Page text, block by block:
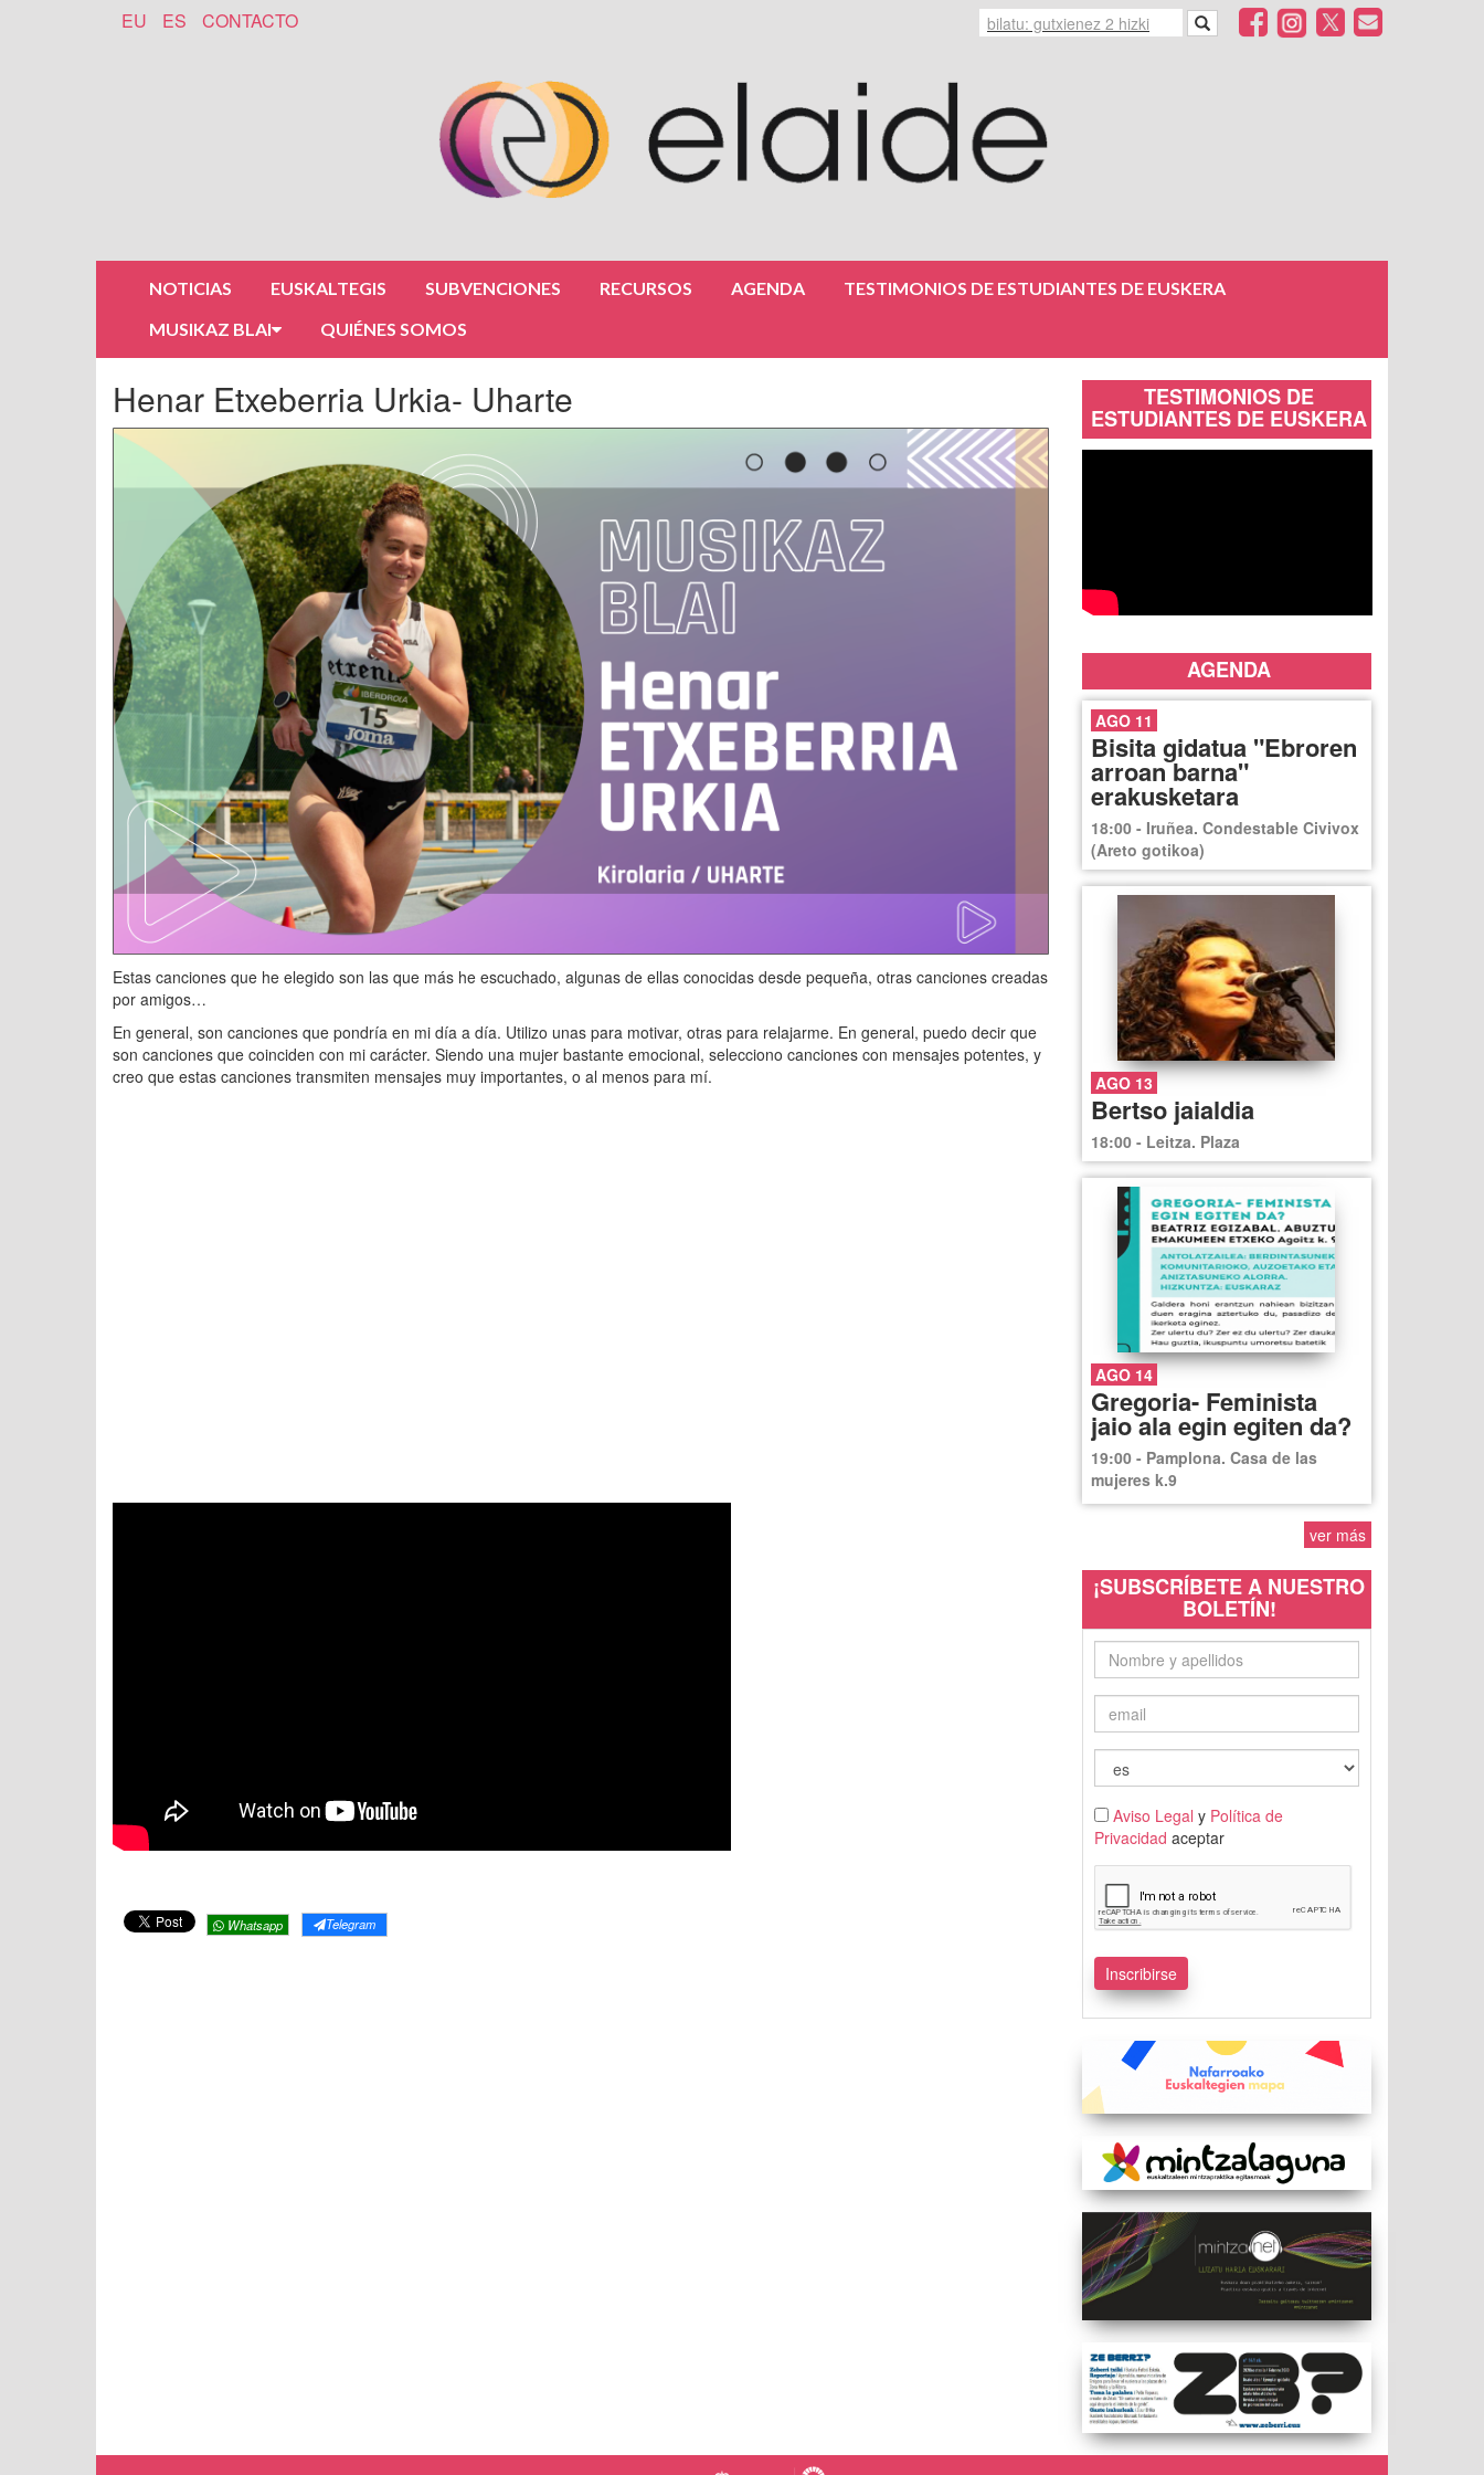
EU ES CONTACTO
NOTICIAS EUSKALTEGIS SUBVENCIONES RECURSOS AGENDA
TESTIMONIOS DE ESTUDIANTES DE EUSKERA
MUSIKAZ BLAI
QUIÉNES SOMOS
Henar Etxeberria Urkia- Uharte
Estas canciones que he elegido son las que más he escuchado, algunas de ellas conocidas desde pequeña, otras canciones creadas
por amigos…
En general, son canciones que pondría en mi día a día. Utilizo unas para motivar, otras para relajarme. En general, puedo decir que
son canciones que coinciden con mi carácter. Siendo una mujer bastante emocional, selecciono canciones con mensajes potentes, y
creo que estas canciones transmiten mensajes muy importantes, o al menos para mí.
Whatsapp Telegram
TESTIMONIOS DE
ESTUDIANTES DE EUSKERA
AGENDA
AGO 11
Bisita gidatua "Ebroren
arroan barna"
erakusketara
18:00 - Iruñea. Condestable Civivox
(Areto gotikoa)
AGO 13
Bertso jaialdia
18:00 - Leitza. Plaza
AGO 14
Gregoria- Feminista
jaio ala egin egiten da?
19:00 - Pamplona. Casa de las
mujeres k.9
ver más
¡SUBSCRÍBETE A NUESTRO
BOLETÍN!
Aviso Legal y Política de
Privacidad aceptar